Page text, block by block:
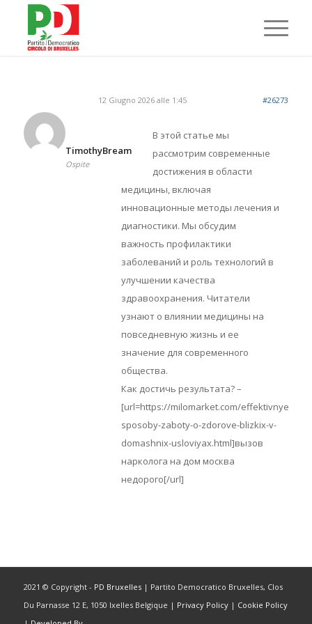
12 Giugno 2026 alle 1:45 #26273
TimothyBream
Ospite
В этой статье мы
рассмотрим современные
достижения в области
медицины, включая
инновационные методы лечения и
диагностики. Мы обсудим
важность профилактики
заболеваний и роль технологий в
улучшении качества
здравоохранения. Читатели
узнают о влиянии медицины на
повседневную жизнь и ее
значение для современного
общества.
Как достичь результата? –
[url=https://milomarket.com/effektivnye-
sposoby-zaboty-o-zdorove-blizkix-v-
domashnix-usloviyax.html]вызов
нарколога на дом москва
недорого[/url]
2021 © Copyright - PD Bruxelles| Partito Democratico Bruxelles, Clos
Du Parnasse 12 E, 1050 Ixelles Belgique | Privacy Policy| Cookie Policy